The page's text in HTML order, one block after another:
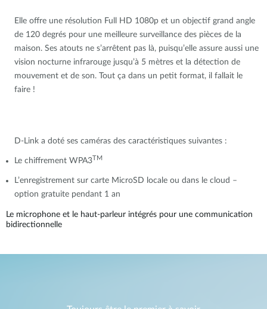
Elle offre une résolution Full HD 1080p et un objectif grand angle
de 120 degrés pour une meilleure surveillance des pièces de la
maison. Ses atouts ne s’arrêtent pas là, puisqu’elle assure aussi une
vision nocturne infrarouge jusqu’à 5 mètres et la détection de
mouvement et de son. Tout ça dans un petit format, il fallait le
faire !
D-Link a doté ses caméras des caractéristiques suivantes :
Le chiffrement WPA3 TM
L’enregistrement sur carte MicroSD locale ou dans le cloud –
option gratuite pendant 1 an
Le microphone et le haut-parleur intégrés pour une communication
bidirectionnelle